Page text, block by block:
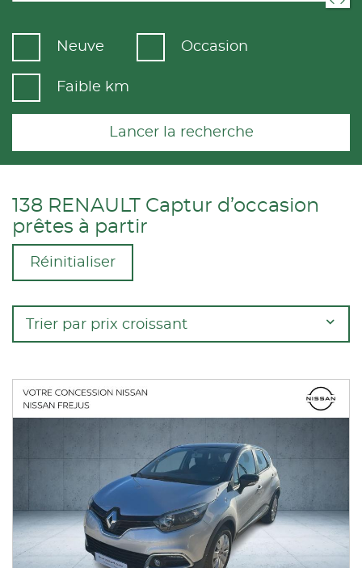
Neuve Occasion
Faible km
Lancer la recherche
138 RENAULT Captur d’occasion
prêtes à partir
Réinitialiser
Trier par prix croissant